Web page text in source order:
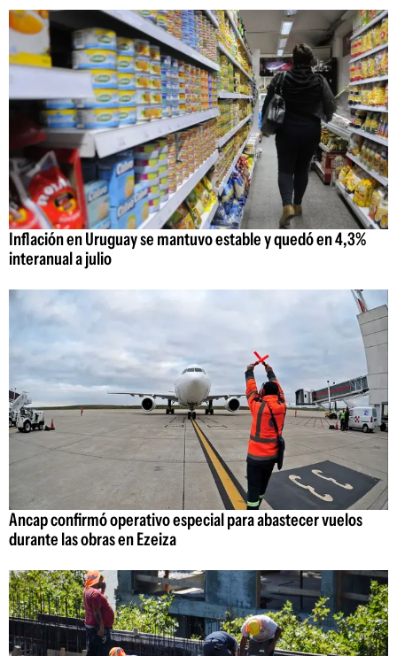
Inflación en Uruguay se mantuvo estable y quedó en 4,3%
interanual a julio
Ancap confirmó operativo especial para abastecer vuelos
durante las obras en Ezeiza